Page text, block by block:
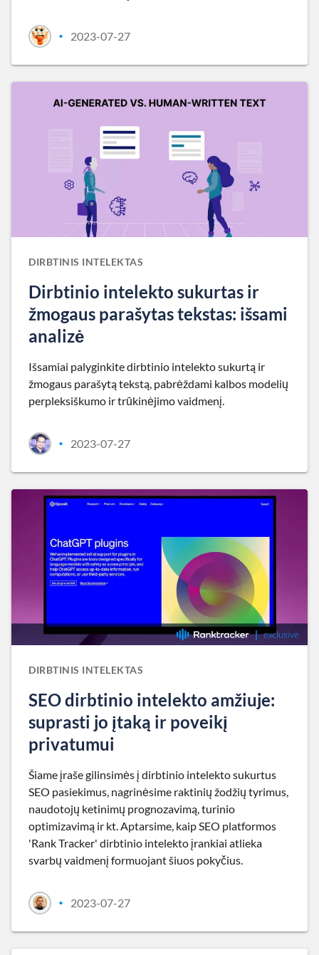
• 2023-07-27
DIRBTINIS INTELEKTAS
Dirbtinio intelekto sukurtas ir
žmogaus parašytas tekstas: išsami
analizė
Išsamiai palyginkite dirbtinio intelekto sukurtą ir
žmogaus parašytą tekstą, pabrėždami kalbos modelių
perpleksiškumo ir trūkinėjimo vaidmenį.
• 2023-07-27
DIRBTINIS INTELEKTAS
SEO dirbtinio intelekto amžiuje:
suprasti jo įtaką ir poveikį
privatumui
Šiame įraše gilinsimės į dirbtinio intelekto sukurtus
SEO pasiekimus, nagrinėsime raktinių žodžių tyrimus,
naudotojų ketinimų prognozavimą, turinio
optimizavimą ir kt. Aptarsime, kaip SEO platformos
'Rank Tracker' dirbtinio intelekto įrankiai atlieka
svarbų vaidmenį formuojant šiuos pokyčius.
• 2023-07-27